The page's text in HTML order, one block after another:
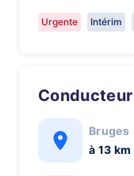
Urgente Intérim
Bruges
à 13 km